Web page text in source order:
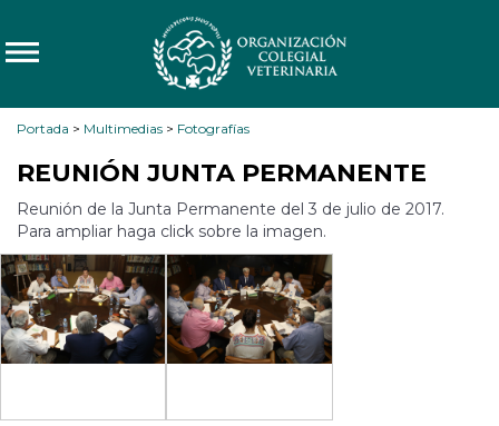
Portada > Multimedias > Fotografías
REUNIÓN JUNTA PERMANENTE
Reunión de la Junta Permanente del 3 de julio de 2017.
Para ampliar haga click sobre la imagen.